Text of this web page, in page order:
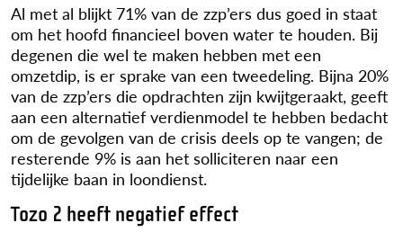
Al met al blijkt 71% van de zzp’ers dus goed in staat
om het hoofd financieel boven water te houden. Bij
degenen die wel te maken hebben met een
omzetdip, is er sprake van een tweedeling. Bijna 20%
van de zzp’ers die opdrachten zijn kwijtgeraakt, geeft
aan een alternatief verdienmodel te hebben bedacht
om de gevolgen van de crisis deels op te vangen; de
resterende 9% is aan het solliciteren naar een
tijdelijke baan in loondienst.
Tozo 2 heeft negatief effect